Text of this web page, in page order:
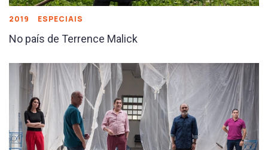
2019 ESPECIAIS
No país de Terrence Malick